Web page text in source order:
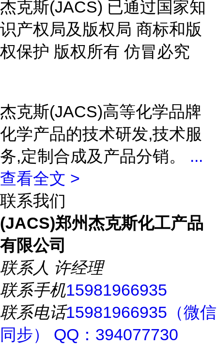
杰克斯(JACS) 已通过国家知
识产权局及版权局 商标和版
权保护 版权所有 仿冒必究
杰克斯(JACS)高等化学品牌
化学产品的技术研发,技术服
务,定制合成及产品分销。 ...
查看全文 >
联系我们
(JACS)郑州杰克斯化工产品
有限公司
联系人 许经理
联系手机15981966935
联系电话15981966935（微信
同步） QQ：394077730